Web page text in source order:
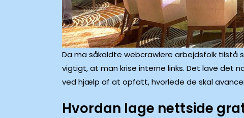
Da ma såkaldte webcrawlere arbejdsfolk tilstå
vigtigt, at man krise interne links. Det lave det
ved hjælp af at opfatt, hvorlede de skal
Hvordan lage nettside